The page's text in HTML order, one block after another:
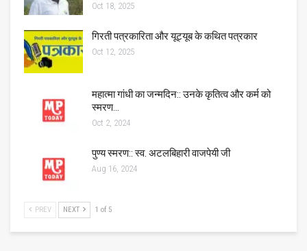
Oct 18, 2025
गिरती पत्रकारिता और यूट्यूब के कथित पत्रकार
Oct 12, 2025
महात्मा गांधी का जन्मदिन:: उनके कृतित्व और कर्म को
स्मरण…
Oct 2, 2024
पुण्य स्मरण:: स्व. अटलबिहारी वाजपेयी जी
Aug 16, 2024
PREV NEXT 1 of 5